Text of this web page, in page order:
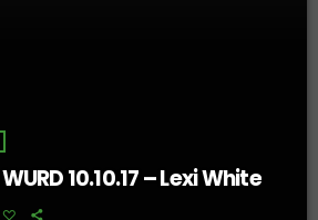
10.10.17 – Lexi White